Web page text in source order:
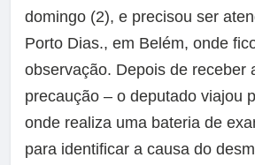
domingo (2), e precisou ser
Porto Dias., em Belém, onde
observação. Depois de receber
precaução – o deputado viajou
onde realiza uma bateria de
para identificar a causa do